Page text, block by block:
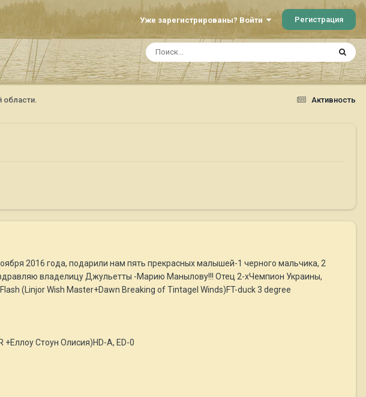
Уже зарегистрированы? Войти Регистрация
Активность
2016 года, подарили нам пять прекрасных малышей-1 черного мальчика, 2
владелицу Джульетты -Марию Манылову!!! Отец 2-хЧемпион Украины,
(Linjor Wish Master+Dawn Breaking of Tintagel Winds)FT-duсk 3 degree
+Еллоу Стоун Олисия)HD-A, ED-0